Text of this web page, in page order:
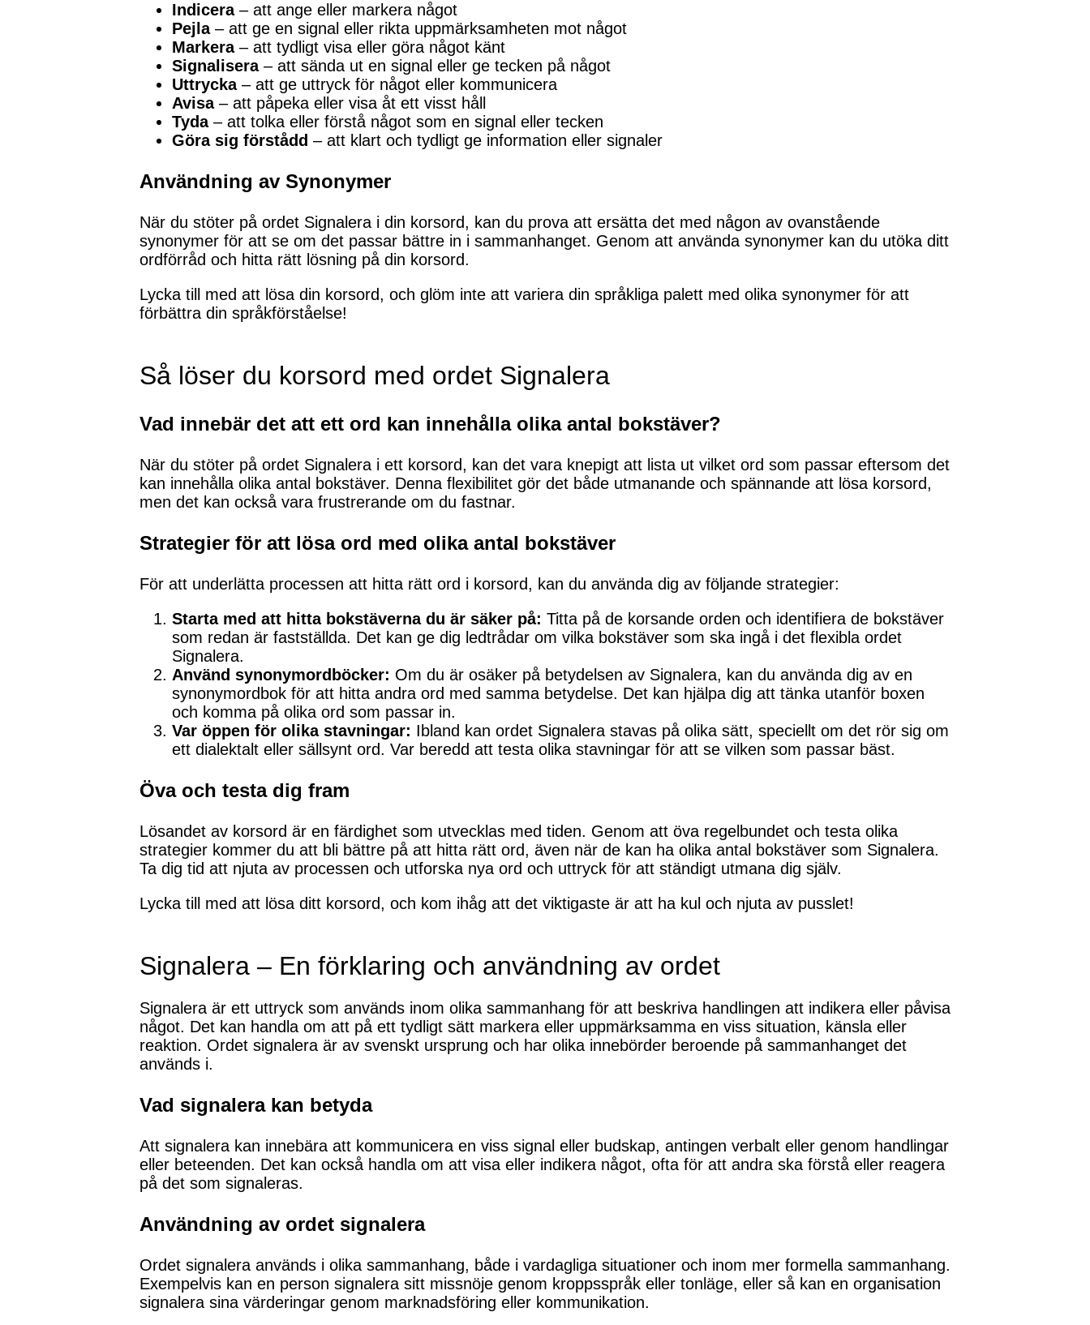
Indicera– att ange eller markera något
Pejla– att ge en signal eller rikta uppmärksamheten mot något
Markera– att tydligt visa eller göra något känt
Signalisera– att sända ut en signal eller ge tecken på något
Uttrycka– att ge uttryck för något eller kommunicera
Avisa– att påpeka eller visa åt ett visst håll
Tyda– att tolka eller förstå något som en signal eller tecken
Göra sig förstådd – att klart och tydligt ge information eller signaler
Användning av Synonymer
När du stöter på ordet Signalera i din korsord, kan du prova att ersätta det med någon av ovanstående
synonymer för att se om det passar bättre in i sammanhanget. Genom att använda synonymer kan du utöka ditt
ordförråd och hitta rätt lösning på din korsord.
Lycka till med att lösa din korsord, och glöm inte att variera din språkliga palett med olika synonymer för att
förbättra din språkförståelse!
Så löser du korsord med ordet Signalera
Vad innebär det att ett ord kan innehålla olika antal bokstäver?
När du stöter på ordet Signalera i ett korsord, kan det vara knepigt att lista ut vilket ord som passar eftersom det
kan innehålla olika antal bokstäver. Denna flexibilitet gör det både utmanande och spännande att lösa korsord,
men det kan också vara frustrerande om du fastnar.
Strategier för att lösa ord med olika antal bokstäver
För att underlätta processen att hitta rätt ord i korsord, kan du använda dig av följande strategier:
Starta med att hitta bokstäverna du är säker på: Titta på de korsande orden och identifiera de bokstäver
som redan är fastställda. Det kan ge dig ledtrådar om vilka bokstäver som ska ingå i det flexibla ordet
Signalera.
Använd synonymordböcker: Om du är osäker på betydelsen av Signalera, kan du använda dig av en
synonymordbok för att hitta andra ord med samma betydelse. Det kan hjälpa dig att tänka utanför boxen
och komma på olika ord som passar in.
Var öppen för olika stavningar: Ibland kan ordet Signalera stavas på olika sätt, speciellt om det rör sig om
ett dialektalt eller sällsynt ord. Var beredd att testa olika stavningar för att se vilken som passar bäst.
Öva och testa dig fram
Lösandet av korsord är en färdighet som utvecklas med tiden. Genom att öva regelbundet och testa olika
strategier kommer du att bli bättre på att hitta rätt ord, även när de kan ha olika antal bokstäver som Signalera.
Ta dig tid att njuta av processen och utforska nya ord och uttryck för att ständigt utmana dig själv.
Lycka till med att lösa ditt korsord, och kom ihåg att det viktigaste är att ha kul och njuta av pusslet!
Signalera – En förklaring och användning av ordet
Signalera är ett uttryck som används inom olika sammanhang för att beskriva handlingen att indikera eller påvisa
något. Det kan handla om att på ett tydligt sätt markera eller uppmärksamma en viss situation, känsla eller
reaktion. Ordet signalera är av svenskt ursprung och har olika innebörder beroende på sammanhanget det
används i.
Vad signalera kan betyda
Att signalera kan innebära att kommunicera en viss signal eller budskap, antingen verbalt eller genom handlingar
eller beteenden. Det kan också handla om att visa eller indikera något, ofta för att andra ska förstå eller reagera
på det som signaleras.
Användning av ordet signalera
Ordet signalera används i olika sammanhang, både i vardagliga situationer och inom mer formella sammanhang.
Exempelvis kan en person signalera sitt missnöje genom kroppsspråk eller tonläge, eller så kan en organisation
signalera sina värderingar genom marknadsföring eller kommunikation.